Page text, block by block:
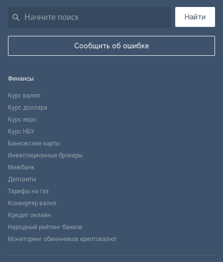
Найти
Сообщить об ошибке
Финансы
Курс валют
Курс доллара
Курс евро
Курс НБУ
Банковские карты
Инвестиционные брокеры
Межбанк
Депозиты
Тарифы на газ
Конвертер валют
Кредит онлайн
Народный рейтинг банков
Мониторинг обменников криптовалют